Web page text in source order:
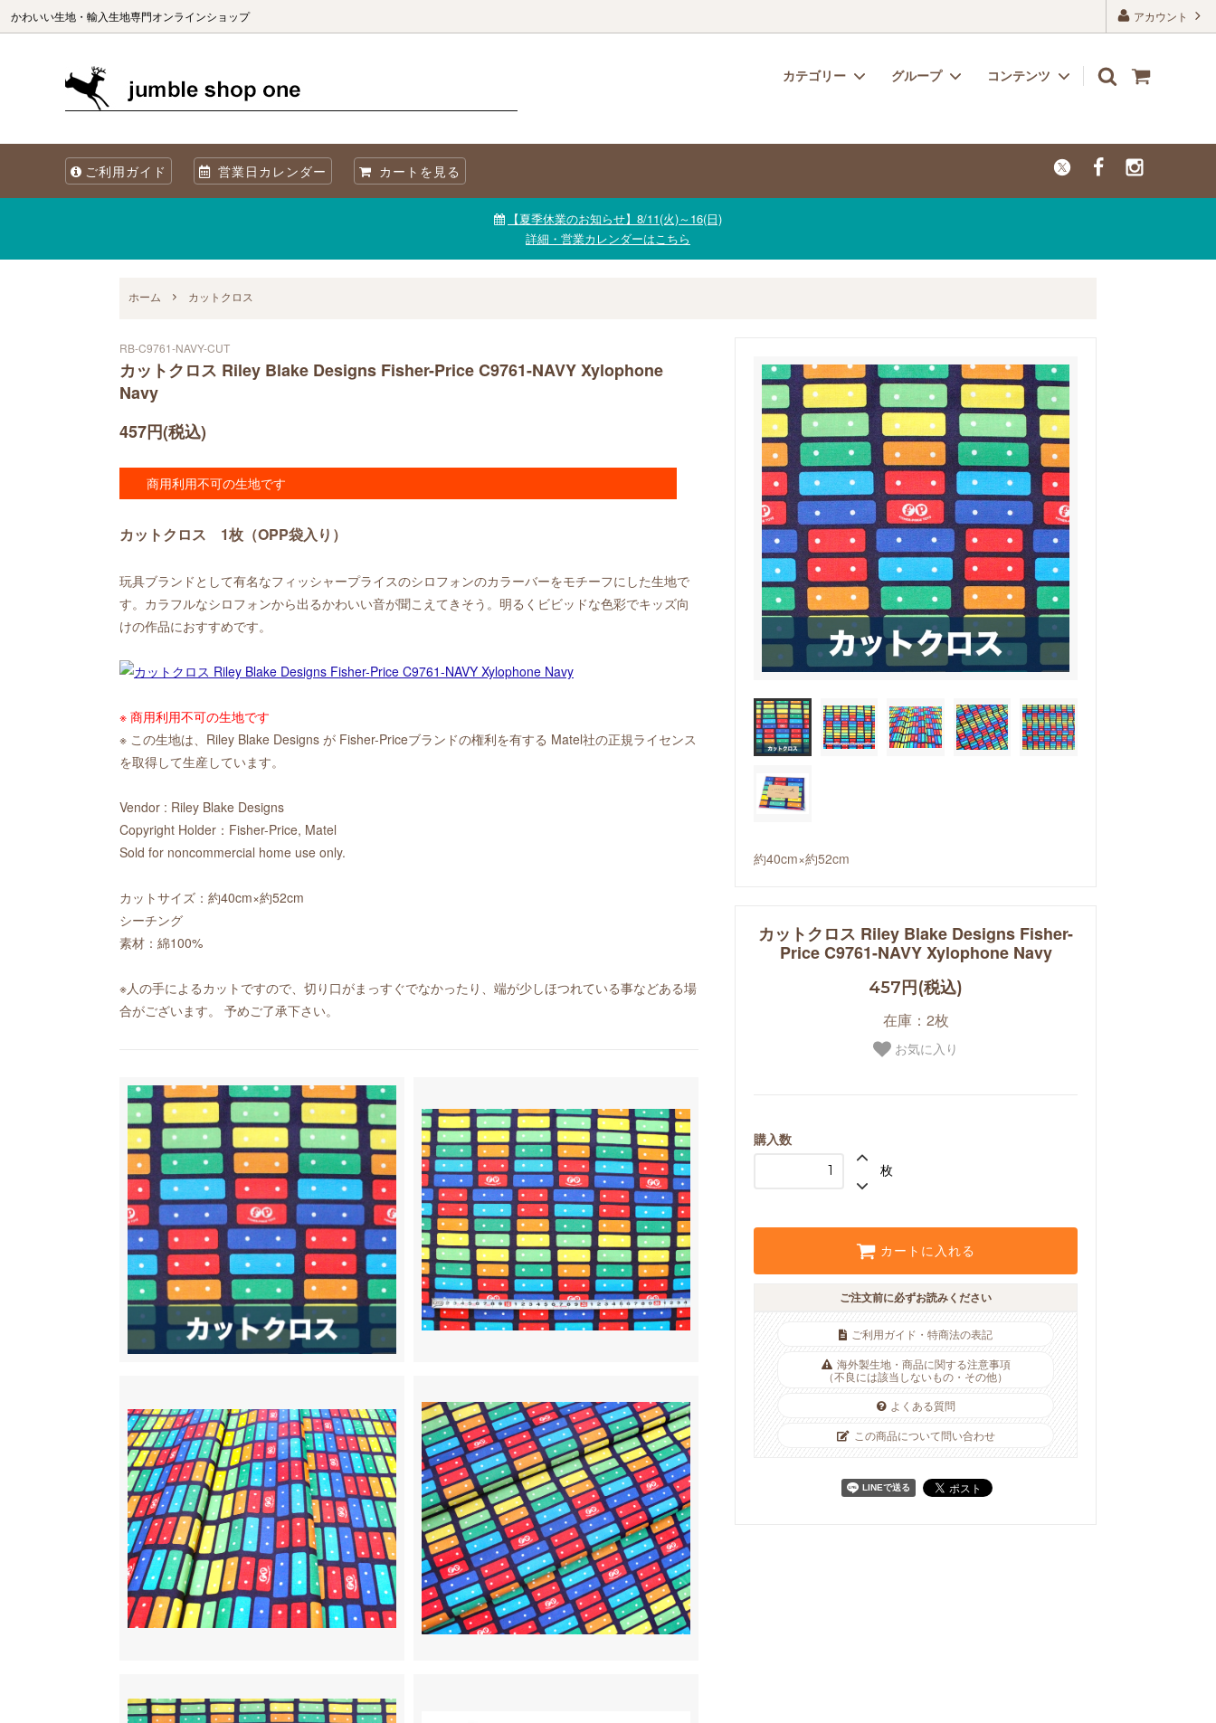
アカウント
かわいい生地・輸入生地専門オンラインショップ
カテゴリー
オリジナル生地 Sewslow
グループ
生地をコレクションで選ぶ オーガニックコットン
生地【セール品・値下げ品】
コンテンツ
当店について
ご利用ガイド 営業日カレンダー カートを見る
【夏季休業のお知らせ】8/11(火)～16(日)
詳細・営業カレンダーはこちら
ホーム カットクロス
約40cm×約52cm
カットクロス Riley Blake Designs Fisher-
Price C9761-NAVY Xylophone Navy
457円(税込)
在庫：2枚
お気に入り
購入数
枚
カートに入れる
ご注文前に必ずお読みください
ご利用ガイド・特商法の表記
海外製生地・商品に関する注意事項
（不良には該当しないもの・その他）
よくある質問
この商品について問い合わせ
RB-C9761-NAVY-CUT
カットクロス Riley Blake Designs Fisher-Price C9761-NAVY Xylophone
Navy
457円(税込)
商用利用不可の生地です
カットクロス 1枚（OPP袋入り）
玩具ブランドとして有名なフィッシャープライスのシロフォンのカラーバーをモチーフにした生地で
す。カラフルなシロフォンから出るかわいい音が聞こえてきそう。明るくビビッドな色彩でキッズ向
けの作品におすすめです。
※ 商用利用不可の生地です
※ この生地は、Riley Blake Designs が Fisher-Priceブランドの権利を有する Matel社の正規ライセンス
を取得して生産しています。
Vendor : Riley Blake Designs
Copyright Holder：Fisher-Price, Matel
Sold for noncommercial home use only.
カットサイズ：約40cm×約52cm
シーチング
素材：綿100%
※人の手によるカットですので、切り口がまっすぐでなかったり、端が少しほつれている事などある場
合がございます。 予めご了承下さい。